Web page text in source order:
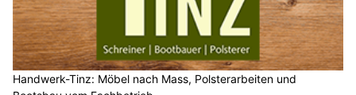
Handwerk-Tinz: Möbel nach Mass, Polsterarbeiten und